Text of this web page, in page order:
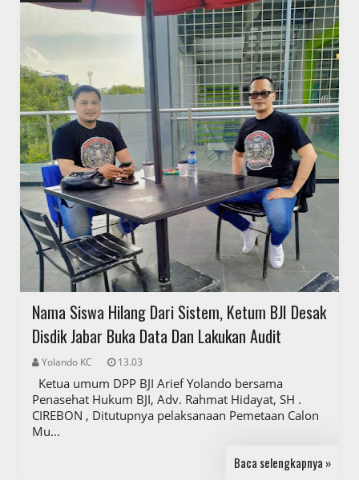
Nama Siswa Hilang Dari Sistem, Ketum BJI Desak
Disdik Jabar Buka Data Dan Lakukan Audit
Yolando KC 13.03
Ketua umum DPP BJI Arief Yolando bersama
Penasehat Hukum BJI, Adv. Rahmat Hidayat, SH .
CIREBON , Ditutupnya pelaksanaan Pemetaan Calon
Mu...
Baca selengkapnya »